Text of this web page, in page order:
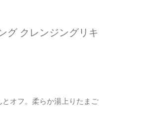
グ クレンジングリキ
オフ。柔らか湯上りたまご